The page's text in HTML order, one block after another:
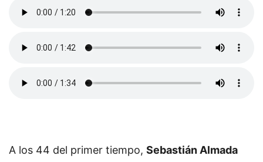
A los 44 del primer tiempo, Sebastián Almada